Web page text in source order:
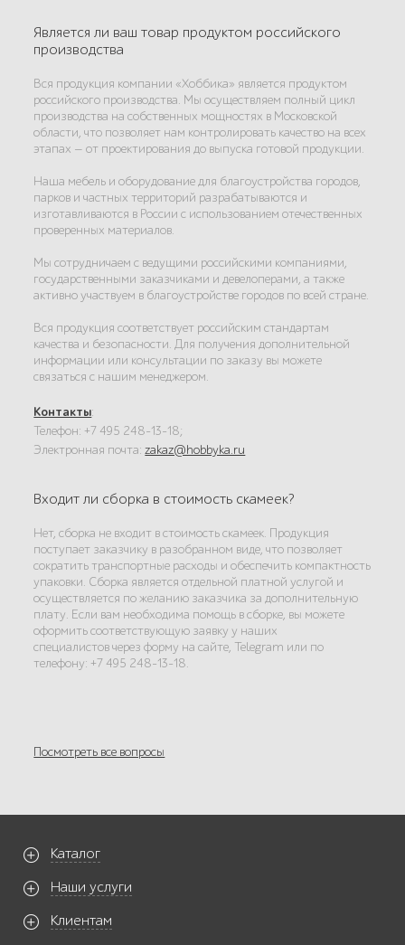
Является ли ваш товар продуктом российского
производства
Вся продукция компании «Хоббика» является продуктом
российского производства. Мы осуществляем полный цикл
производства на собственных мощностях в Московской
области, что позволяет нам контролировать качество на всех
этапах — от проектирования до выпуска готовой продукции.
Наша мебель и оборудование для благоустройства городов,
парков и частных территорий разрабатываются и
изготавливаются в России с использованием отечественных
проверенных материалов.
Мы сотрудничаем с ведущими российскими компаниями,
государственными заказчиками и девелоперами, а также
активно участвуем в благоустройстве городов по всей стране.
Вся продукция соответствует российским стандартам
качества и безопасности. Для получения дополнительной
информации или консультации по заказу вы можете
связаться с нашим менеджером.
Контакты:
Телефон: +7 495 248-13-18;
Электронная почта:zakaz@hobbyka.ru
Входит ли сборка в стоимость скамеек?
Нет, сборка не входит в стоимость скамеек. Продукция
поступает заказчику в разобранном виде, что позволяет
сократить транспортные расходы и обеспечить компактность
упаковки. Сборка является отдельной платной услугой и
осуществляется по желанию заказчика за дополнительную
плату. Если вам необходима помощь в сборке, вы можете
оформить соответствующую заявку у наших
специалистов через форму на сайте, Telegram или по
телефону: +7 495 248-13-18.
Посмотреть все вопросы
Каталог
Наши услуги
Клиентам